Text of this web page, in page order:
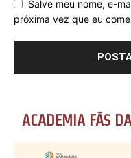
Salve meu nome, e-
próxima vez que eu
ACADEMIA FÃS